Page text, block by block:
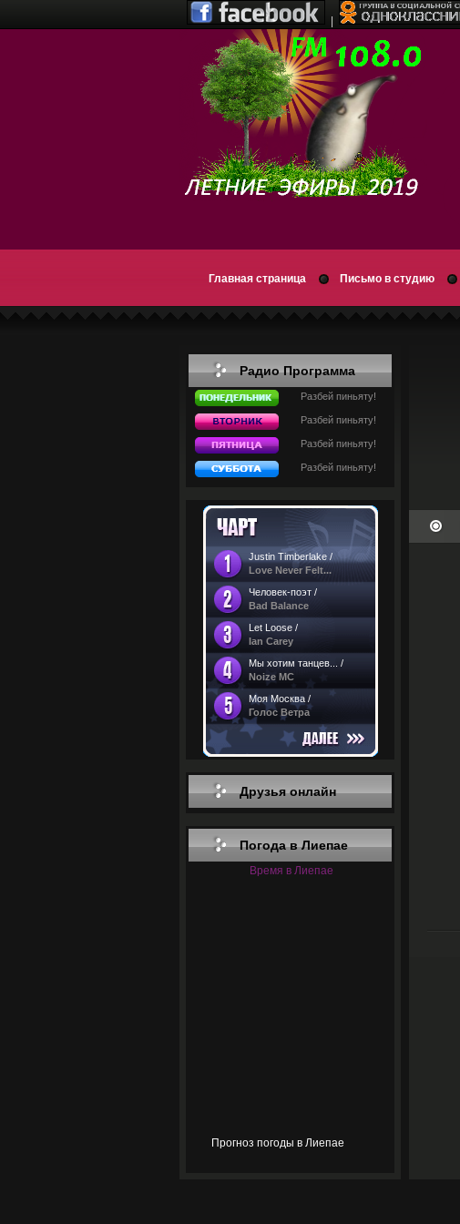
Главная страница Письмо в студию
Радио Программа
Разбей пиньяту!
Разбей пиньяту!
Разбей пиньяту!
Разбей пиньяту!
Justin Timberlake /
Love Never Felt...
Человек-поэт /
Bad Balance
Let Loose /
Ian Carey
Мы хотим танцев... /
Noize MC
Моя Москва /
Голос Ветра
Друзья онлайн
Погода в Лиепае
Время в Лиепае
Прогноз погоды в Лиепае